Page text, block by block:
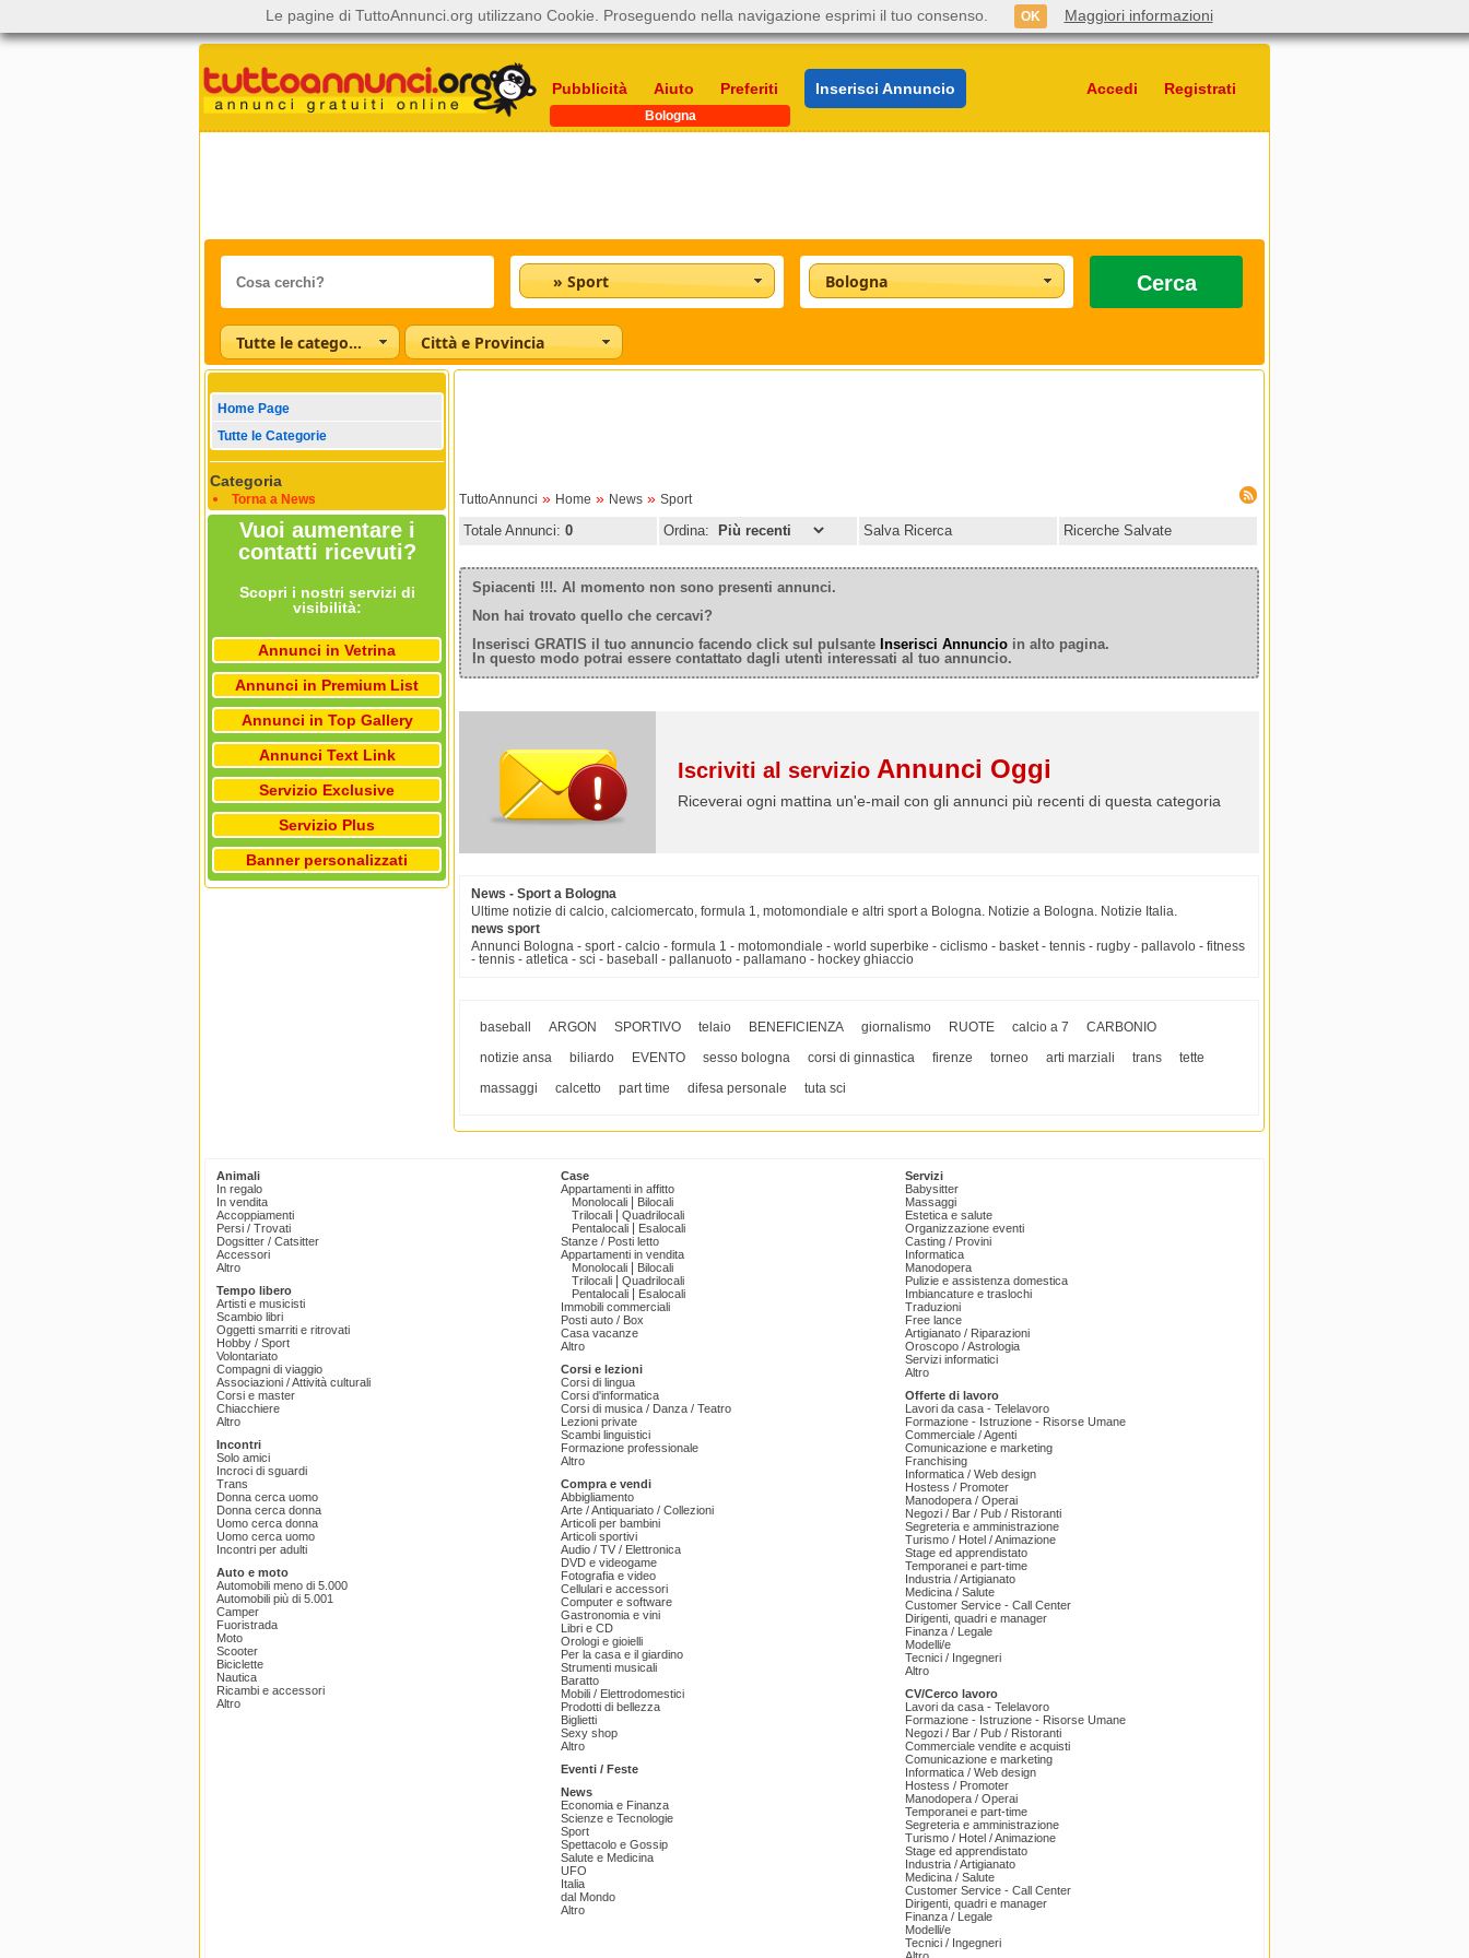
Pubblicità Aiuto Preferiti Inserisci Annuncio Accedi Registrati
Bologna
» Sport Bologna Cerca
Tutte le categorie Città e Provincia
Home Page
Tutte le Categorie
Categoria
Torna a News
Vuoi aumentare i
contatti ricevuti?
Scopri i nostri servizi di
visibilità:
Annunci in Vetrina
Annunci in Premium List
Annunci in Top Gallery
Annunci Text Link
Servizio Exclusive
Servizio Plus
Banner personalizzati
TuttoAnnunci » Home » News » Sport
Totale Annunci: 0 Ordina: Salva Ricerca Ricerche Salvate
Spiacenti !!!. Al momento non sono presenti annunci.
Non hai trovato quello che cercavi?
Inserisci GRATIS il tuo annuncio facendo click sul pulsante Inserisci Annuncio in alto pagina.
In questo modo potrai essere contattato dagli utenti interessati al tuo annuncio.
Iscriviti al servizio Annunci Oggi
Riceverai ogni mattina un'e-mail con gli annunci più recenti di questa categoria
News - Sport a Bologna
Ultime notizie di calcio, calciomercato, formula 1, motomondiale e altri sport a Bologna. Notizie a Bologna. Notizie Italia.
news sport
Annunci Bologna - sport - calcio - formula 1 - motomondiale - world superbike - ciclismo - basket - tennis - rugby - pallavolo - fitness
- tennis - atletica - sci - baseball - pallanuoto - pallamano - hockey ghiaccio
baseball ARGON SPORTIVO telaio BENEFICIENZA giornalismo RUOTE calcio a 7
CARBONIO
notizie ansa
biliardo EVENTO sesso bologna corsi di ginnastica firenze torneo arti marziali trans
tette
massaggi
calcetto part time difesa personale tuta sci
Animali
In regalo
In vendita
Accoppiamenti
Persi / Trovati
Dogsitter / Catsitter
Accessori
Altro
Tempo libero
Artisti e musicisti
Scambio libri
Oggetti smarriti e ritrovati
Hobby / Sport
Volontariato
Compagni di viaggio
Associazioni / Attività culturali
Corsi e master
Chiacchiere
Altro
Incontri
Solo amici
Incroci di sguardi
Trans
Donna cerca uomo
Donna cerca donna
Uomo cerca donna
Uomo cerca uomo
Incontri per adulti
Auto e moto
Automobili meno di 5.000
Automobili più di 5.001
Camper
Fuoristrada
Moto
Scooter
Biciclette
Nautica
Ricambi e accessori
Altro
Case
Appartamenti in affitto
Monolocali
Bilocali
Trilocali
Quadrilocali
Pentalocali
Esalocali
Stanze / Posti letto
Appartamenti in vendita
Monolocali
Bilocali
Trilocali
Quadrilocali
Pentalocali
Esalocali
Immobili commerciali
Posti auto / Box
Casa vacanze
Altro
Corsi e lezioni
Corsi di lingua
Corsi d'informatica
Corsi di musica / Danza / Teatro
Lezioni private
Scambi linguistici
Formazione professionale
Altro
Compra e vendi
Abbigliamento
Arte / Antiquariato / Collezioni
Articoli per bambini
Articoli sportivi
Audio / TV / Elettronica
DVD e videogame
Fotografia e video
Cellulari e accessori
Computer e software
Gastronomia e vini
Libri e CD
Orologi e gioielli
Per la casa e il giardino
Strumenti musicali
Baratto
Mobili / Elettrodomestici
Prodotti di bellezza
Biglietti
Sexy shop
Altro
Eventi / Feste
News
Economia e Finanza
Scienze e Tecnologie
Sport
Spettacolo e Gossip
Salute e Medicina
UFO
Italia
dal Mondo
Altro
Servizi
Babysitter
Massaggi
Estetica e salute
Organizzazione eventi
Casting / Provini
Informatica
Manodopera
Pulizie e assistenza domestica
Imbiancature e traslochi
Traduzioni
Free lance
Artigianato / Riparazioni
Oroscopo / Astrologia
Servizi informatici
Altro
Offerte di lavoro
Lavori da casa - Telelavoro
Formazione - Istruzione - Risorse Umane
Commerciale / Agenti
Comunicazione e marketing
Franchising
Informatica / Web design
Hostess / Promoter
Manodopera / Operai
Negozi / Bar / Pub / Ristoranti
Segreteria e amministrazione
Turismo / Hotel / Animazione
Stage ed apprendistato
Temporanei e part-time
Industria / Artigianato
Medicina / Salute
Customer Service - Call Center
Dirigenti, quadri e manager
Finanza / Legale
Modelli/e
Tecnici / Ingegneri
Altro
CV/Cerco lavoro
Lavori da casa - Telelavoro
Formazione - Istruzione - Risorse Umane
Negozi / Bar / Pub / Ristoranti
Commerciale vendite e acquisti
Comunicazione e marketing
Informatica / Web design
Hostess / Promoter
Manodopera / Operai
Temporanei e part-time
Segreteria e amministrazione
Turismo / Hotel / Animazione
Stage ed apprendistato
Industria / Artigianato
Medicina / Salute
Customer Service - Call Center
Dirigenti, quadri e manager
Finanza / Legale
Modelli/e
Tecnici / Ingegneri
Le pagine di TuttoAnnunci.org utilizzano Cookie. Proseguendo nella navigazione esprimi il tuo consenso. OK Maggiori informazioni